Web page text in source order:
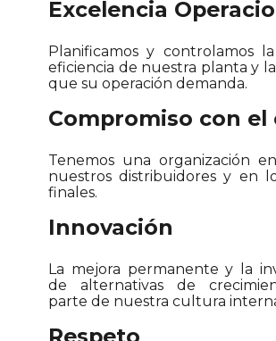
Excelencia
Planificamos y controlamos
eficiencia de nuestra planta y
que su operación demanda.
Compromiso con el
Tenemos una organización
nuestros distribuidores y en
finales.
Innovación
La mejora permanente y la
de alternativas de
parte de nuestra cultura